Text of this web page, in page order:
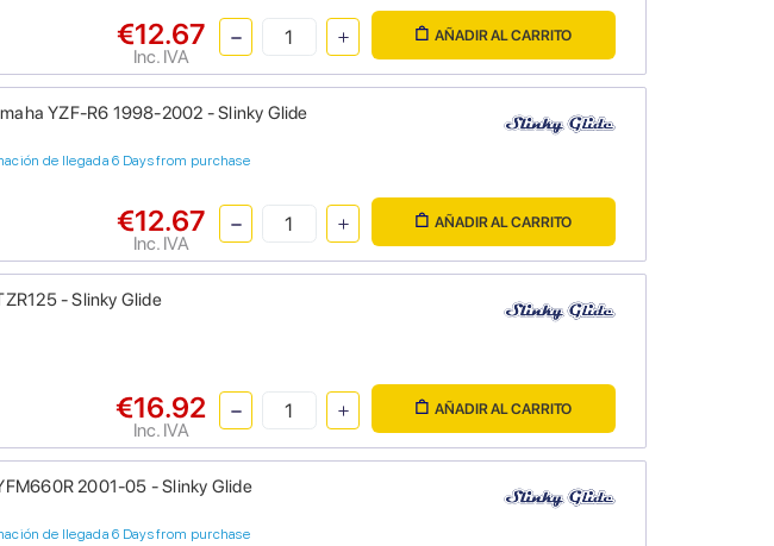
€12.67
Inc. IVA
AÑADIR AL CARRITO
YZF-R6 1998-2002 - Slinky Glide
de llegada 6 Days from purchase
€12.67
Inc. IVA
AÑADIR AL CARRITO
- Slinky Glide
€16.92
Inc. IVA
AÑADIR AL CARRITO
2001-05 - Slinky Glide
de llegada 6 Days from purchase